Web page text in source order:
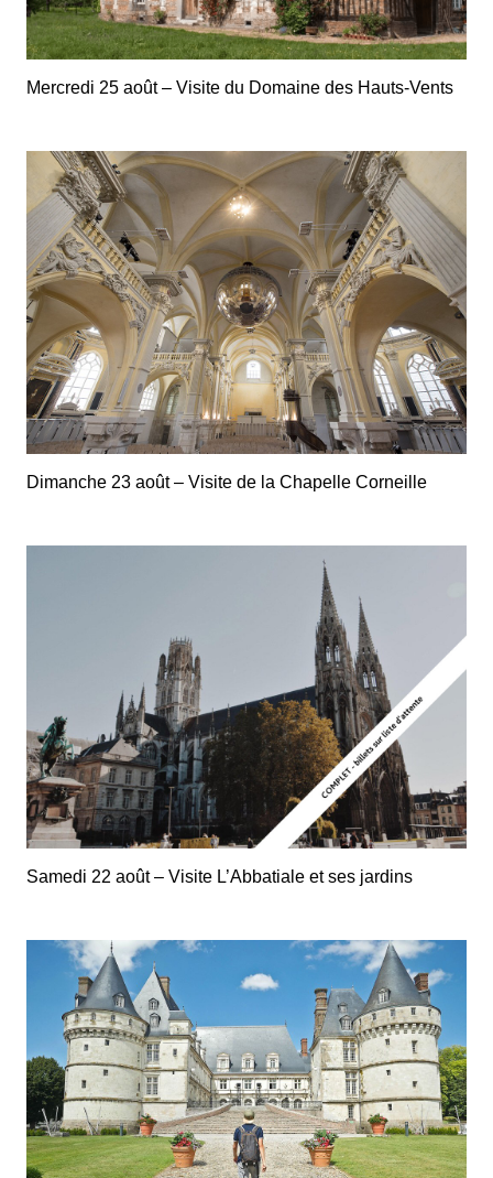
Mercredi 25 août – Visite du Domaine des Hauts-Vents
Dimanche 23 août – Visite de la Chapelle Corneille
Samedi 22 août – Visite L’Abbatiale et ses jardins